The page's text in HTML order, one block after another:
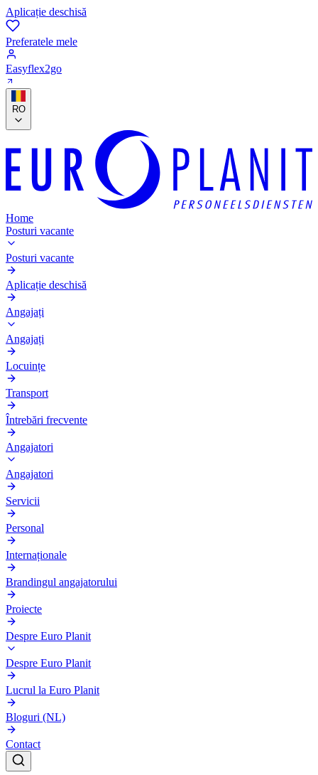
Aplicație deschisă
Preferatele mele
Easyflex2go
RO
Home
Posturi vacante
Posturi vacante
Aplicație deschisă
Angajați
Angajați
Locuințe
Transport
Întrebări frecvente
Angajatori
Angajatori
Servicii
Personal
Internaționale
Brandingul angajatorului
Proiecte
Despre Euro Planit
Despre Euro Planit
Lucrul la Euro Planit
Bloguri (NL)
Contact